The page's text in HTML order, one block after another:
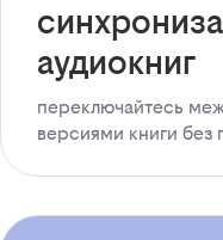
аудиокниг
переключайтесь
версиями книги без